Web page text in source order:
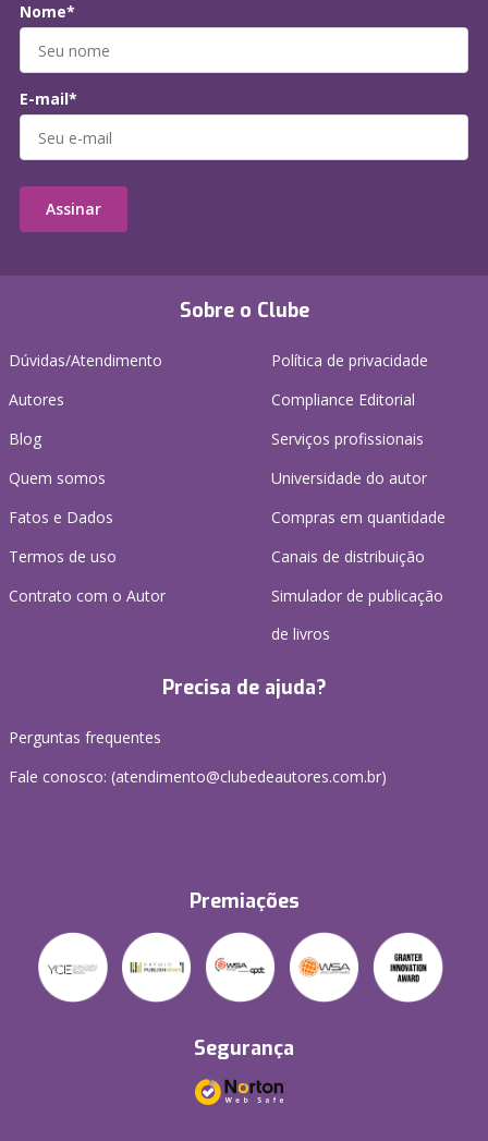
Sobre o Clube
Dúvidas/Atendimento
Autores
Blog
Quem somos
Fatos e Dados
Termos de uso
Contrato com o Autor
Política de privacidade
Compliance Editorial
Serviços profissionais
Universidade do autor
Compras em quantidade
Canais de distribuição
Simulador de publicação
de livros
Precisa de ajuda?
Perguntas frequentes
Fale conosco: (atendimento@clubedeautores.com.br)
Premiações
Segurança
Nome*
E-mail*
Assinar